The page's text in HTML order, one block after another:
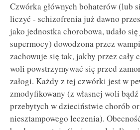
Czwórka głównych bohaterów (lub
liczyć - schizofrenia już dawno
jako jednostka chorobowa, udało
supermocy) dowodzona przez
zachowuje się tak, jakby przez cały
woli powstrzymywać się przed
załogi. Każdy z tej czwórki jest w
zmodyfikowany (z własnej woli
przebytych w dzieciństwie chorób
niesztampowego leczenia).